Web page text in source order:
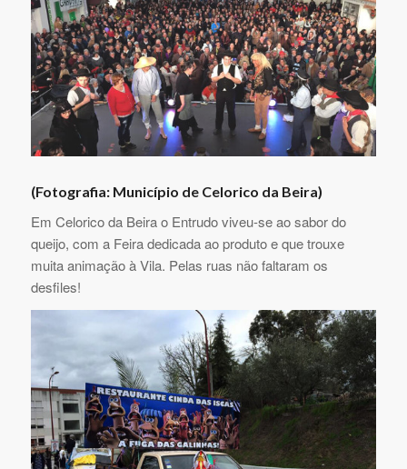
(Fotografia: Município de Celorico da Beira)
Em Celorico da Beira o Entrudo viveu-se ao sabor do
queijo, com a Feira dedicada ao produto e que trouxe
muita animação à Vila. Pelas ruas não faltaram os
desfiles!